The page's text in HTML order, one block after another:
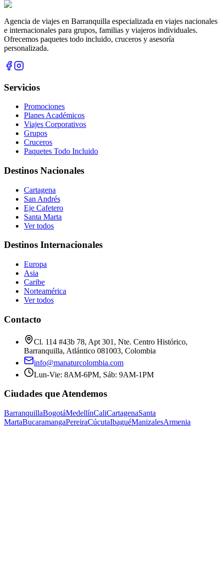
Agencia de viajes en Barranquilla especializada en viajes nacionales
e internacionales para grupos, familias y viajeros individuales.
Ofrecemos paquetes todo incluido, cruceros y asesoría
personalizada.
Servicios
Promociones
Planes Académicos
Viajes Corporativos
Grupos
Cruceros
Paquetes Todo Incluido
Destinos Nacionales
Cartagena
San Andrés
Eje Cafetero
Santa Marta
Ver todos
Destinos Internacionales
Europa
Asia
Caribe
Norteamérica
Ver todos
Contacto
Cl. 114 #43b 78, Apt 301, Nte. Centro Histórico,
Barranquilla, Atlántico 081003, Colombia
info@manaturcolombia.com
Lun-Vie: 8AM-6PM, Sáb: 9AM-1PM
Ciudades que Atendemos
BarranquillaBogotáMedellínCaliCartagenaSanta
MartaBucaramangaPereiraCúcutaIbaguéManizalesArmenia